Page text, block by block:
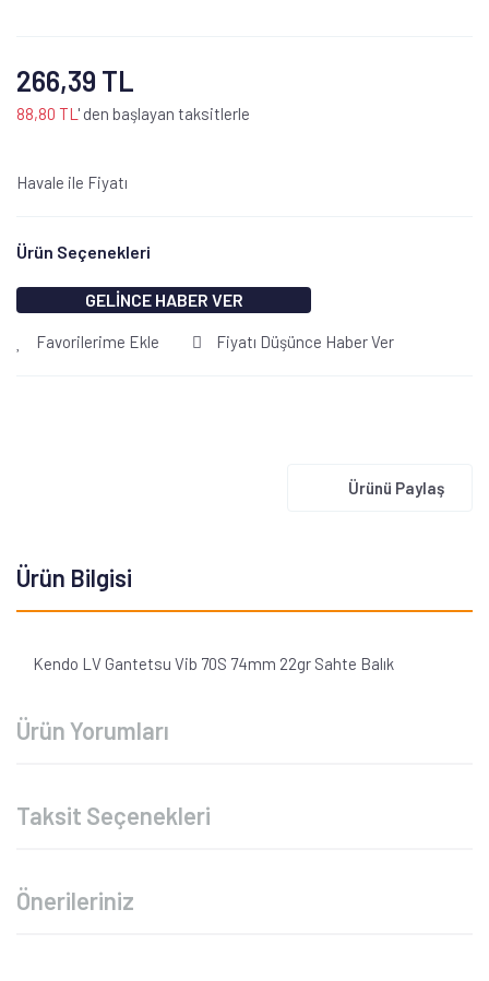
266,39 TL
88,80 TL ' den başlayan taksitlerle
Havale ile Fiyatı
Ürün Seçenekleri
GELİNCE HABER VER
Favorilerime Ekle Fiyatı Düşünce Haber Ver
Ürünü Paylaş
Ürün Bilgisi
Kendo LV Gantetsu Vib 70S 74mm 22gr Sahte Balık
Ürün Yorumları
Taksit Seçenekleri
Önerileriniz